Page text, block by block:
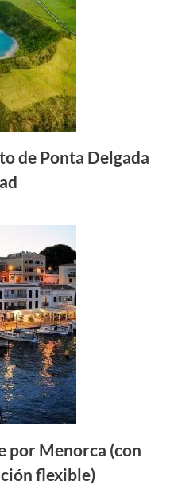
de Ponta Delgada
por Menorca (con
flexible)